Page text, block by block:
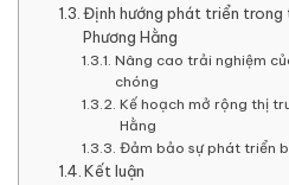
Định hướng phát triển trong
Phương Hằng
Nâng cao trải nghiệm
chóng
Kế hoạch mở rộng thị
Hằng
Đảm bảo sự phát triển
Kết luận